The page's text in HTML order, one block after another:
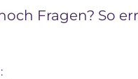
Fragen? So